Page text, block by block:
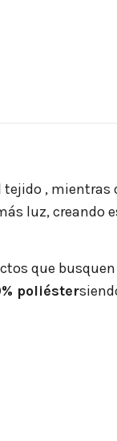
, mientras
luz, creando
que
poliéster